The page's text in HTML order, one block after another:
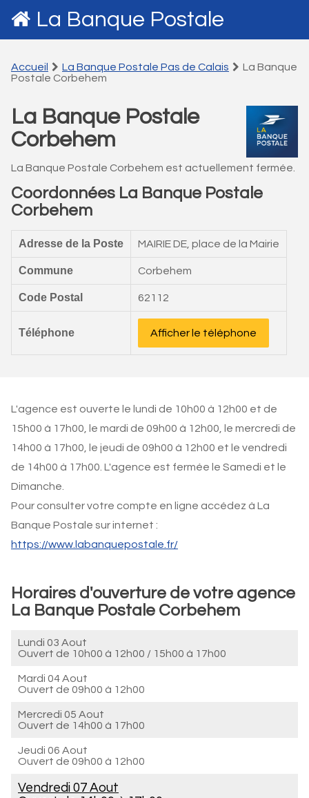
La Banque Postale
Accueil La Banque Postale Pas de Calais
La Banque
Postale Corbehem
La Banque Postale
Corbehem
La Banque Postale Corbehem est actuellement fermée.
Coordonnées La Banque Postale
Corbehem
Adresse de la Poste MAIRIE DE, place de la Mairie
Commune Corbehem
Code Postal 62112
Téléphone Afficher le téléphone
L'agence est ouverte le lundi de 10h00 à 12h00 et de
15h00 à 17h00, le mardi de 09h00 à 12h00, le mercredi de
14h00 à 17h00, le jeudi de 09h00 à 12h00 et le vendredi
de 14h00 à 17h00. L'agence est fermée le Samedi et le
Dimanche.
Pour consulter votre compte en ligne accédez à La
Banque Postale sur internet :
https://www.labanquepostale.fr/
Horaires d'ouverture de votre agence
La Banque Postale Corbehem
Lundi 03 Aout
Ouvert de 10h00 à 12h00 / 15h00 à 17h00
Mardi 04 Aout
Ouvert de 09h00 à 12h00
Mercredi 05 Aout
Ouvert de 14h00 à 17h00
Jeudi 06 Aout
Ouvert de 09h00 à 12h00
Vendredi 07 Aout